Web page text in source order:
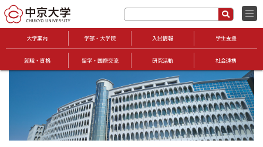
大学案内 学部・大学院 入試情報 学生支援
就職・資格 留学・国際交流 研究活動 社会連携